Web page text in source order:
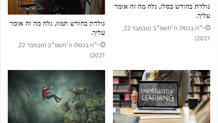
נולדת בחודש כסלו, גלה מה זה אומר
עליך.
י״ח בכסלו ה׳תשפ״ב (נובמבר 22,
2021)
נולדת בחודש תמוז, גלה מה זה אומר
עליך.
י״ח בכסלו ה׳תשפ״ב (נובמבר 22,
2021)